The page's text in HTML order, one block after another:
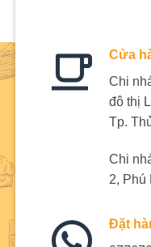
Cửa
Chi
đô thị
Tp.
Chi
2, Phú
Đặt